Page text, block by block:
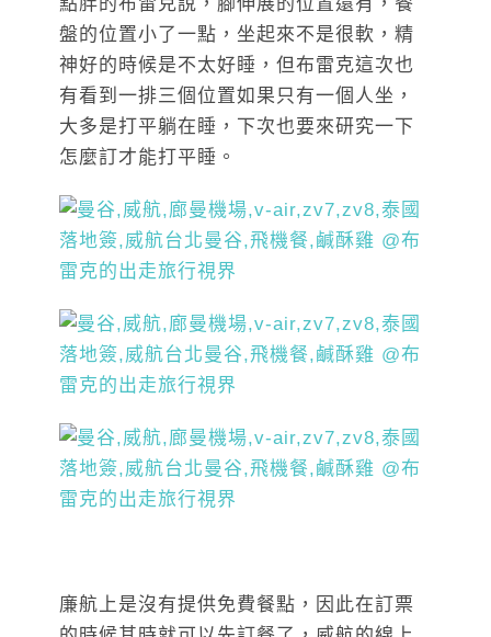
盤的位置小了一點，坐起來不是很軟，精
神好的時候是不太好睡，但布雷克這次也
有看到一排三個位置如果只有一個人坐，
大多是打平躺在睡，下次也要來研究一下
怎麼訂才能打平睡。
廉航上是沒有提供免費餐點，因此在訂票